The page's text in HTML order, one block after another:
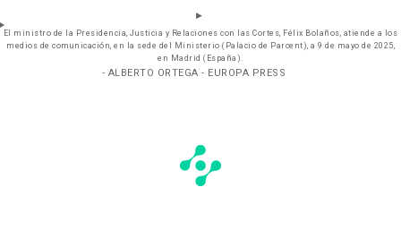
El ministro de la Presidencia, Justicia y Relaciones con las Cortes, Félix Bolaños, atiende a los
medios de comunicación, en la sede del Ministerio (Palacio de Parcent), a 9 de mayo de 2025,
en Madrid (España).
- ALBERTO ORTEGA - EUROPA PRESS